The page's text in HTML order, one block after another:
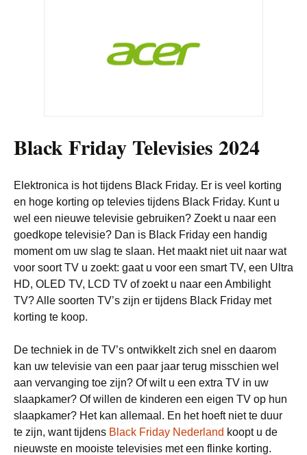
Black Friday Televisies 2024
Elektronica is hot tijdens Black Friday. Er is veel korting
en hoge korting op televies tijdens Black Friday. Kunt u
wel een nieuwe televisie gebruiken? Zoekt u naar een
goedkope televisie? Dan is Black Friday een handig
moment om uw slag te slaan. Het maakt niet uit naar wat
voor soort TV u zoekt: gaat u voor een smart TV, een Ultra
HD, OLED TV, LCD TV of zoekt u naar een Ambilight
TV? Alle soorten TV’s zijn er tijdens Black Friday met
korting te koop.
De techniek in de TV’s ontwikkelt zich snel en daarom
kan uw televisie van een paar jaar terug misschien wel
aan vervanging toe zijn? Of wilt u een extra TV in uw
slaapkamer? Of willen de kinderen een eigen TV op hun
slaapkamer? Het kan allemaal. En het hoeft niet te duur
te zijn, want tijdens Black Friday Nederland koopt u de
nieuwste en mooiste televisies met een flinke korting.